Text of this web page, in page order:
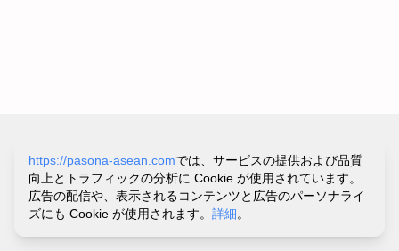
https://pasona-asean.comでは、サービスの提供および品質
向上とトラフィックの分析に Cookie が使用されています。
広告の配信や、表示されるコンテンツと広告のパーソナライ
ズにも Cookie が使用されます。 詳細。
サイトポリシー&プライバシーポリシー
利用規約
お問い合わせ・ヘルプ
© PASONA VIETNAM CO.,LTD.